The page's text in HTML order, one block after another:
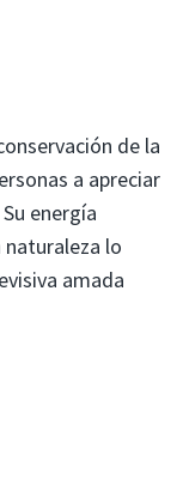
de la
a apreciar
energía
lo
amada